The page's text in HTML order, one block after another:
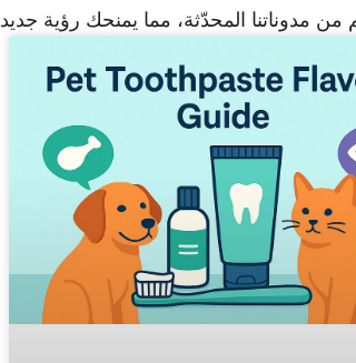
مدوناتنا المحدّثة، مما يمنحك رؤية